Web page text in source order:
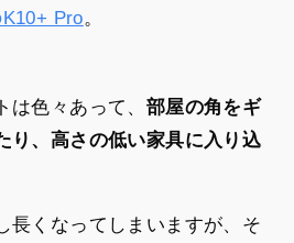
Pro。
色々あって、 部屋の角をギ
り、高さの低い家具に入り込
長くなってしまいますが、そ